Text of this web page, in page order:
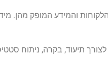
והמידע המופק מהן.
תיעוד, בקרה, ניתוח